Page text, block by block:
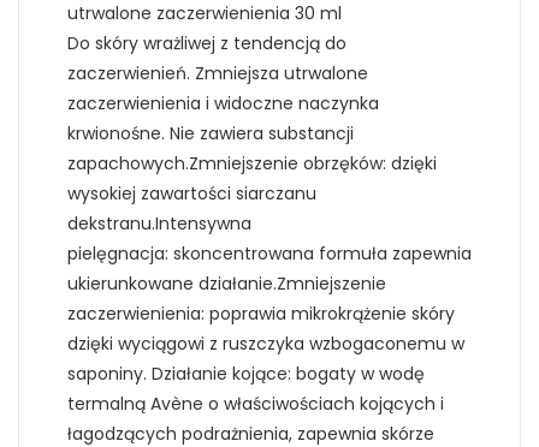
utrwalone zaczerwienienia 30 ml
Do skóry wrażliwej z tendencją do
zaczerwienień. Zmniejsza utrwalone
zaczerwienienia i widoczne naczynka
krwionośne. Nie zawiera substancji
zapachowych.Zmniejszenie obrzęków: dzięki
wysokiej zawartości siarczanu
dekstranu.Intensywna
pielęgnacja: skoncentrowana formuła zapewnia
ukierunkowane działanie.Zmniejszenie
zaczerwienienia: poprawia mikrokrążenie skóry
dzięki wyciągowi z ruszczyka wzbogaconemu w
saponiny. Działanie kojące: bogaty w wodę
termalną Avène o właściwościach kojących i
łagodzących podrażnienia, zapewnia skórze